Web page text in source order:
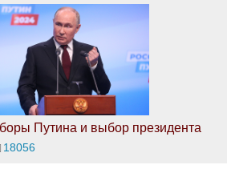
Путина и выбор президента
18056